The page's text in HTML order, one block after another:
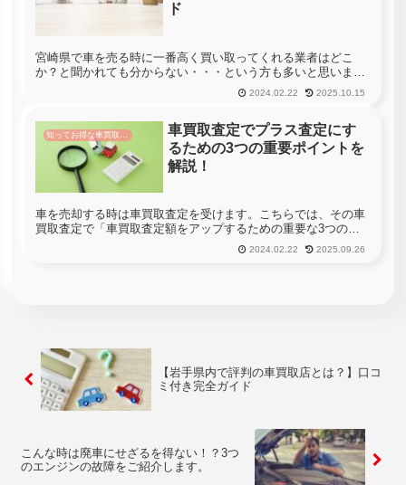
ド
宮崎県で車を売る時に一番高く買い取ってくれる業者はどこ
か？と聞かれても分からない・・・という方も多いと思いま
す。宮崎県には256社の車買取店があります。車を売る時に宮
崎県のすべての店舗へ査定に行くことができれば一番高く買い
2024.02.22 2025.10.15
車買取査定でプラス査定にす
るための3つの重要ポイントを
解説！
車を売却する時は車買取査定を受けます。こちらでは、その車
買取査定で「車買取査定額をアップするための重要な3つのポ
イント」について解説します。せっかくの愛車を売るのですか
ら、しっかりとポイントを抑えてお得に売却を目指しましょ
2024.02.22 2025.09.26
【岩手県内で評判の車買取店とは？】口コ
ミ付き完全ガイド
こんな時は廃車にせざるを得ない！？3つ
のエンジンの故障をご紹介します。